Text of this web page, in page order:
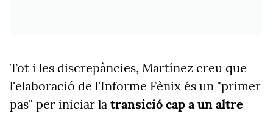
Tot i les discrepàncies, Martínez creu que
l'elaboració de l'Informe Fènix és un "primer
pas" per iniciar la transició cap a un altre